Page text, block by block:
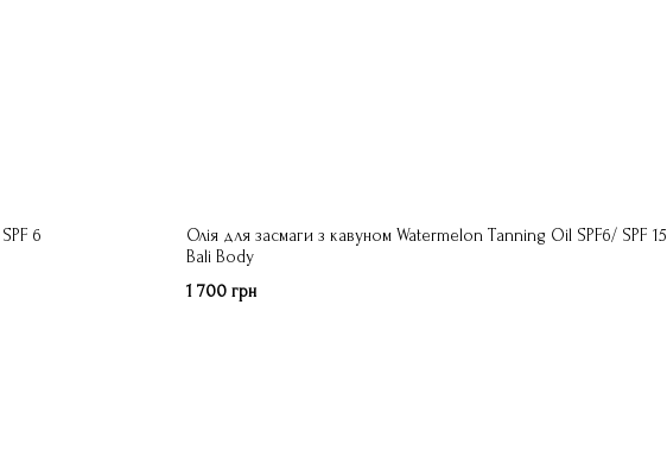
6
Олія для засмаги з кавуном Watermelon Tanning Oil SPF6/ SPF 15
Bali Body
1 700 грн